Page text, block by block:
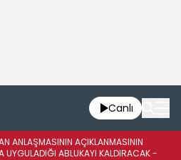
Canlı
ANLAŞMASININ AÇIKLANMASININ
UYGULADIĞI ABLUKAYI KALDIRACAK -